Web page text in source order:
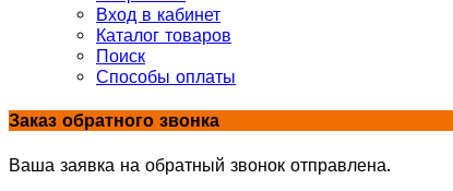
Вход в кабинет
Каталог товаров
Поиск
Способы оплаты
Заказ обратного звонка
Ваша заявка на обратный звонок отправлена.